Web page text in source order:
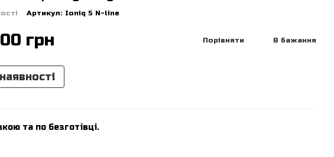
Артикул: Ioniq 5 N-line
грн Порівняти В бажання
та по безготівці.